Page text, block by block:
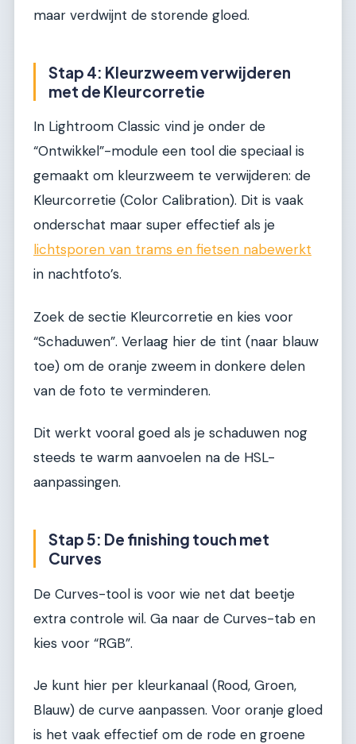
maar verdwijnt de storende gloed.
Stap 4: Kleurzweem verwijderen
met de Kleurcorretie
In Lightroom Classic vind je onder de
“Ontwikkel”-module een tool die speciaal is
gemaakt om kleurzweem te verwijderen: de
Kleurcorretie (Color Calibration). Dit is vaak
onderschat maar super effectief als je
lichtsporen van trams en fietsen nabewerkt
in nachtfoto’s.
Zoek de sectie Kleurcorretie en kies voor
“Schaduwen”. Verlaag hier de tint (naar blauw
toe) om de oranje zweem in donkere delen
van de foto te verminderen.
Dit werkt vooral goed als je schaduwen nog
steeds te warm aanvoelen na de HSL-
aanpassingen.
Stap 5: De finishing touch met
Curves
De Curves-tool is voor wie net dat beetje
extra controle wil. Ga naar de Curves-tab en
kies voor “RGB”.
Je kunt hier per kleurkanaal (Rood, Groen,
Blauw) de curve aanpassen. Voor oranje gloed
is het vaak effectief om de rode en groene